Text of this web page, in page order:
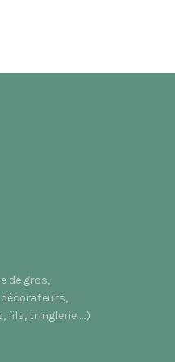
de gros,
fils, tringlerie ….)